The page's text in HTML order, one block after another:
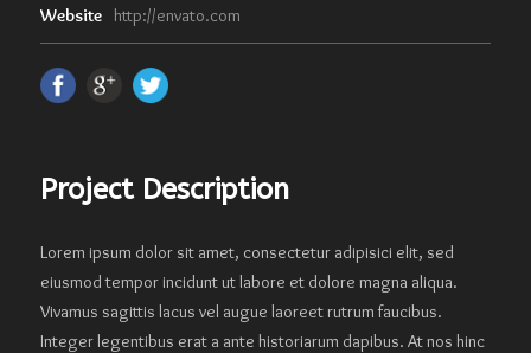
Website http://envato.com
Project Description
Lorem ipsum dolor sit amet, consectetur adipisici elit, sed
eiusmod tempor incidunt ut labore et dolore magna aliqua.
Vivamus sagittis lacus vel augue laoreet rutrum faucibus.
Integer legentibus erat a ante historiarum dapibus. At nos hinc